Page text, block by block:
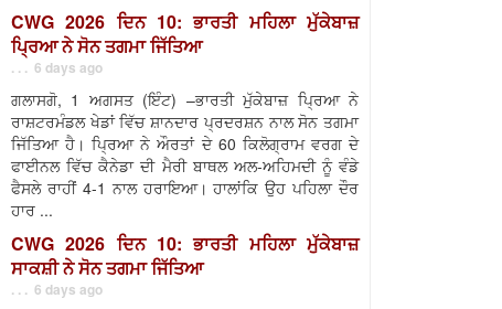
CWG 2026 ਦਿਨ 10: ਭਾਰਤੀ ਮਹਿਲਾ ਮੁੱਕੇਬਾਜ਼
ਪ੍ਰਿਆ ਨੇ ਸੋਨ ਤਗਮਾ ਜਿੱਤਿਆ
. . . 6 days ago
ਗਲਾਸਗੋ, 1 ਅਗਸਤ (ਇੰਟ) –ਭਾਰਤੀ ਮੁੱਕੇਬਾਜ਼ ਪ੍ਰਿਆ ਨੇ
ਰਾਸ਼ਟਰਮੰਡਲ ਖੇਡਾਂ ਵਿੱਚ ਸ਼ਾਨਦਾਰ ਪ੍ਰਦਰਸ਼ਨ ਨਾਲ ਸੋਨ ਤਗਮਾ
ਜਿੱਤਿਆ ਹੈ। ਪ੍ਰਿਆ ਨੇ ਔਰਤਾਂ ਦੇ 60 ਕਿਲੋਗ੍ਰਾਮ ਵਰਗ ਦੇ
ਫਾਈਨਲ ਵਿੱਚ ਕੈਨੇਡਾ ਦੀ ਮੈਰੀ ਬਾਥਲ ਅਲ-ਅਹਿਮਦੀ ਨੂੰ ਵੰਡੇ
ਫੈਸਲੇ ਰਾਹੀਂ 4-1 ਨਾਲ ਹਰਾਇਆ। ਹਾਲਾਂਕਿ ਉਹ ਪਹਿਲਾ ਦੌਰ
ਹਾਰ ...
CWG 2026 ਦਿਨ 10: ਭਾਰਤੀ ਮਹਿਲਾ ਮੁੱਕੇਬਾਜ਼
ਸਾਕਸ਼ੀ ਨੇ ਸੋਨ ਤਗਮਾ ਜਿੱਤਿਆ
. . . 6 days ago